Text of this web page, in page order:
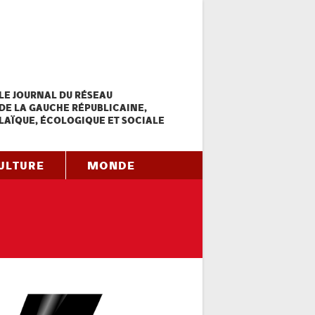
JOURNAL DU RÉSEAU
LA GAUCHE RÉPUBLICAINE,
ÉCOLOGIQUE ET SOCIALE
MONDE